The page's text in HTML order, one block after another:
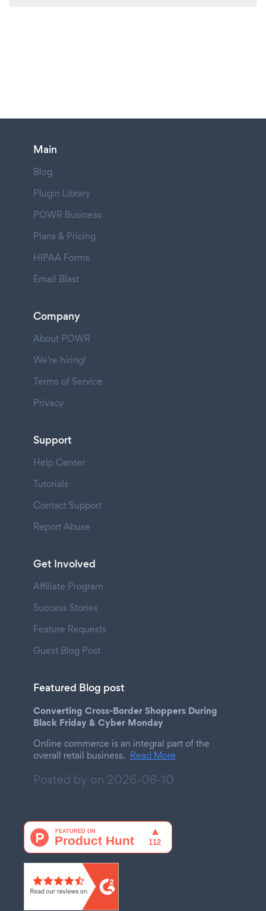
Main
Blog
Plugin Library
POWR Business
Plans & Pricing
HIPAA Forms
Email Blast
Company
About POWR
We're hiring!
Terms of Service
Privacy
Support
Help Center
Tutorials
Contact Support
Report Abuse
Get Involved
Affiliate Program
Success Stories
Feature Requests
Guest Blog Post
Featured Blog post
Converting Cross-Border Shoppers During
Black Friday & Cyber Monday
Online commerce is an integral part of the
overall retail business. Read More
Posted by on 2026-08-10